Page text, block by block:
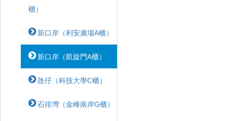
櫃）
新口岸（利安廣場A櫃）
新口岸（凱旋門A櫃）
氹仔（科技大學C櫃）
石排灣（金峰南岸G櫃）